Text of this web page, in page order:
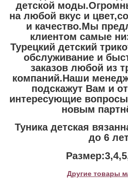
детской
на любой вкус и
и качество.Мы
клиентом самые
Турецкий детский
обслуживание и
заказов любой из
компаний.Наши
подскажут Вам и
интересующие
новым
Туника детская
до 6
Другие товары